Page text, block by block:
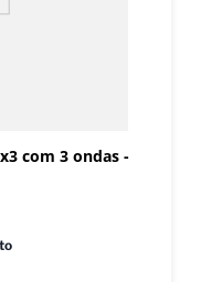
com 3 ondas -